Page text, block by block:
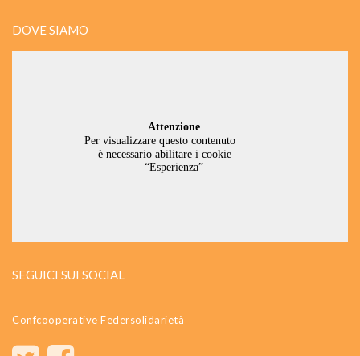
DOVE SIAMO
SEGUICI SUI SOCIAL
Confcooperative Federsolidarietà